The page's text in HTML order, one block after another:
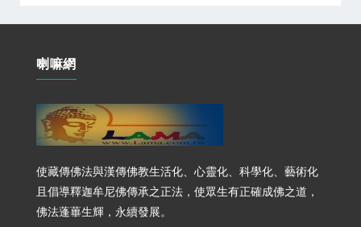
喇嘛網
使藏傳佛法與漢傳佛教生活化、心靈化、科學化、藝術化
且倡導釋迦牟尼佛傳承之正法，使眾生有正確成佛之道，
佛法蓬蓽生輝，永續發展。